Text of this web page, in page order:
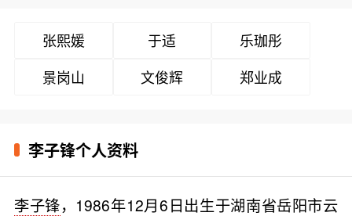
张熙媛 于适
乐珈彤
景岗山
文俊辉 郑业成
李子锋个人资料
李子锋，1986年12月6日出生于湖南省岳阳市云